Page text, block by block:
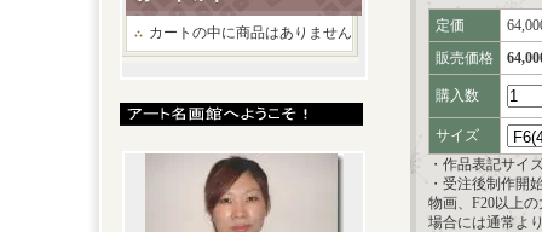
カートの中に商品はありません 定価
販売価格
購入数
サイズ
・作品表記サイ
・受注後制作開
物画、F20以上
場合には通常よ